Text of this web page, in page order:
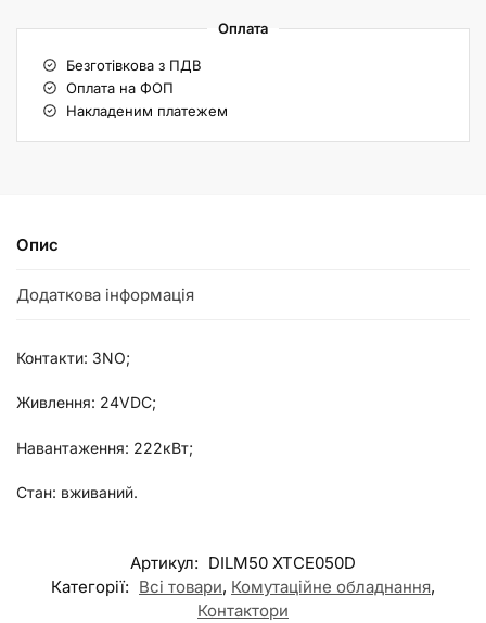
Оплата
Безготівкова з ПДВ
Оплата на ФОП
Накладеним платежем
Опис
Додаткова інформація
Контакти: 3NO;
Живлення: 24VDC;
Навантаження: 222кВт;
Стан: вживаний.
Артикул: DILM50 XTCE050D
Категорії: Всі товари, Комутаційне обладнання,
Контактори